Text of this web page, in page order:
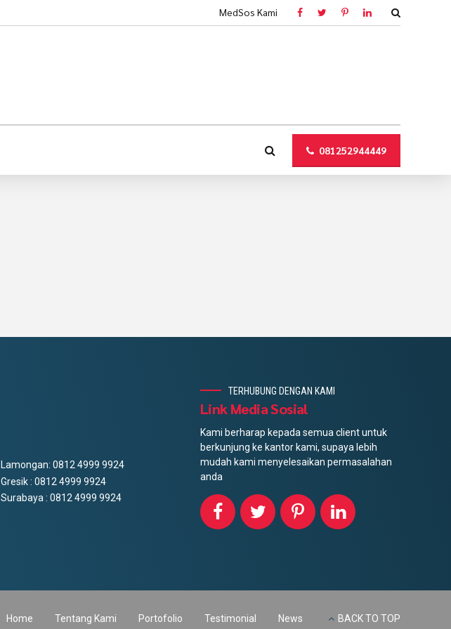
MedSos Kami
081252944449
Lamongan: 0812 4999 9924
Gresik : 0812 4999 9924
Surabaya : 0812 4999 9924
TERHUBUNG DENGAN KAMI
Link Media Sosial
Kami berharap kepada semua client untuk
berkunjung ke kantor kami, supaya lebih
mudah kami menyelesaikan permasalahan
anda
Home Tentang Kami Portofolio Testimonial News BACK TO TOP